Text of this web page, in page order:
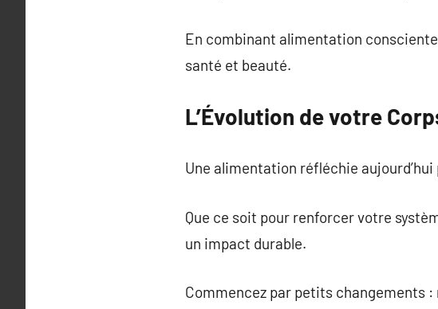
En combinant alimentation
santé et beauté.
L’Évolution de votre
Une alimentation réfléchie
Que ce soit pour renforcer votre
un impact durable.
Commencez par petits changements